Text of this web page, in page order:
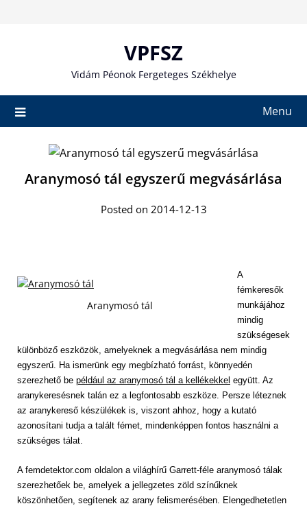
VPFSZ
Vidám Péonok Fergeteges Székhelye
Menu
Aranymosó tál egyszerű megvásárlása
Posted on 2014-12-13
Aranymosó tál
A
fémkeresők
munkájához
mindig
szükségesek
különböző eszközök, amelyeknek a megvásárlása nem mindig
egyszerű. Ha ismerünk egy megbízható forrást, könnyedén
szerezhető be például az aranymosó tál a kellékekkel együtt. Az
aranykeresésnek talán ez a legfontosabb eszköze. Persze léteznek
az aranykereső készülékek is, viszont ahhoz, hogy a kutató
azonosítani tudja a talált fémet, mindenképpen fontos használni a
szükséges tálat.
A femdetektor.com oldalon a világhírű Garrett-féle aranymosó tálak
szerezhetőek be, amelyek a jellegzetes zöld színűknek
köszönhetően, segítenek az arany felismerésében. Elengedhetetlen